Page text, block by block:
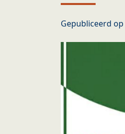
Gepubliceerd op